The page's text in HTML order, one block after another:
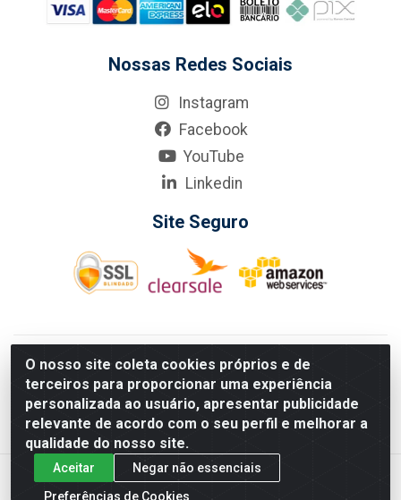
O nosso site coleta cookies próprios e de
terceiros para proporcionar uma experiência
personalizada ao usuário, apresentar publicidade
relevante de acordo com o seu perfil e melhorar a
qualidade do nosso site.
Aceitar
Negar não essenciais
Preferências de Cookies
Nossas Redes Sociais
Instagram
Facebook
YouTube
Linkedin
Site Seguro
KarneKeijo Logistica Integrada LTDA - Rod. Br-101 Sul, nº3700
- Barro, Recife/PE, 50900-400 CNPJ: 24.150.377/0001-95
Estados atendidos pela KarneKeijo: PE, PB e RN.